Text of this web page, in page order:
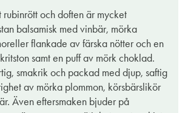
och doften är mycket
balsamisk med vinbär, mörka
flankade av färska nötter och en
samt en puff av mörk choklad.
smakrik och packad med djup, saftig
av mörka plommon, körsbärslikör
Även eftersmaken bjuder på
på flaska lanseras nu även i
in-boxen. Innehållet kommer från Italien som
fullständigt exploderat i popularitet och
bland vinländer på Systembolaget.
kan inte få nog av viner från
hyllor just nu. Här kommer
box som är en version av supersuccén
flaska. Boxen är lika snygg och stilren som
smakar ungefär detsamma.
är den lokala druvan Negroamaro,
Sauvignon. Med ekologiska metoder